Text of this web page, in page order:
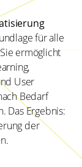
für alle
ermöglicht
User
Bedarf
Das Ergebnis:
der